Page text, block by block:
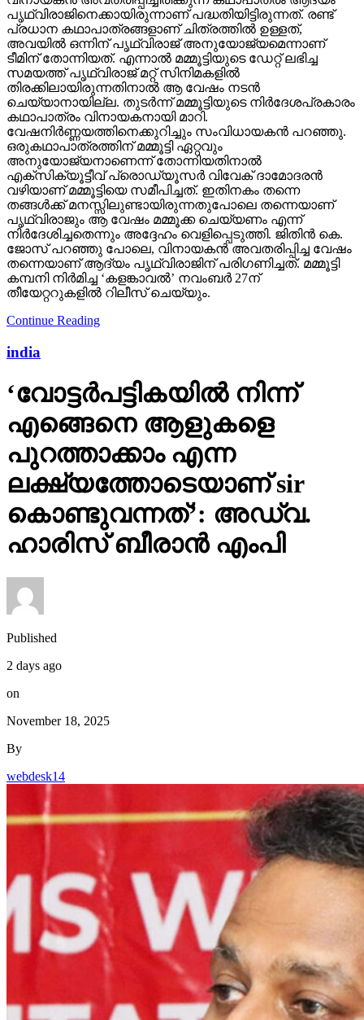
പൃഥ്വിരാജിനെക്കായിരുന്നാണ് പദ്ധതിയിട്ടിരുന്നത്. രണ്ട്
പ്രധാന കഥാപാത്രങ്ങളാണ് ചിത്രത്തില്‍ ഉള്ളത്,
അവയില്‍ ഒന്നിന് പൃഥ്വിരാജ് അനുയോജ്യമെന്നാണ്
ടീമിന് തോന്നിയത്. എന്നാല്‍ മമ്മൂട്ടിയുടെ ഡേറ്റ് ലഭിച്ച
സമയത്ത് പൃഥ്വിരാജ് മറ്റ് സിനിമകളില്‍
തിരക്കിലായിരുന്നതിനാല്‍ ആ വേഷം നടന്‍
ചെയ്യാനായില്ല. തുടര്‍ന്ന് മമ്മൂട്ടിയുടെ നിര്‍ദേശപ്രകാരം
കഥാപാത്രം വിനായകനായി മാറി.
വേഷനിര്‍ണ്ണയത്തിനെക്കുറിച്ചും സംവിധായകന്‍ പറഞ്ഞു.
ഒരുകഥാപാത്രത്തിന് മമ്മൂട്ടി ഏറ്റവും
അനുയോജ്യനാണെന്ന് തോന്നിയതിനാല്‍
എക്‌സിക്യൂട്ടീവ് പ്രൊഡ്യൂസര്‍ വിവേക് ദാമോദരന്‍
വഴിയാണ് മമ്മൂട്ടിയെ സമീപിച്ചത്. ഇതിനകം തന്നെ
തങ്ങള്‍ക്ക് മനസ്സിലുണ്ടായിരുന്നതുപോലെ തന്നെയാണ്
പൃഥ്വിരാജും ആ വേഷം മമ്മൂക്ക ചെയ്യണം എന്ന്
നിര്‍ദേശിച്ചതെന്നും അദ്ദേഹം വെളിപ്പെടുത്തി. ജിതിന്‍ കെ.
ജോസ് പറഞ്ഞു പോലെ, വിനായകന്‍ അവതരിപ്പിച്ച വേഷം
തന്നെയാണ് ആദ്യം പൃഥ്വിരാജിന് പരിഗണിച്ചത്. മമ്മൂട്ടി
കമ്പനി നിര്‍മിച്ച ‘കളങ്കാവല്‍’ നവംബര്‍ 27ന്
തീയേറ്ററുകളില്‍ റിലീസ് ചെയ്യും.
Continue Reading
india
‘വോട്ടര്‍പട്ടികയില്‍ നിന്ന്
എങ്ങെനെ ആളുകളെ
പുറത്താക്കാം എന്ന
ലക്ഷ്യത്തോടെയാണ് sir
കൊണ്ടുവന്നത്’: അഡ്വ.
ഹാരിസ് ബീരാൻ എംപി
Published
2 days ago
on
November 18, 2025
By
webdesk14